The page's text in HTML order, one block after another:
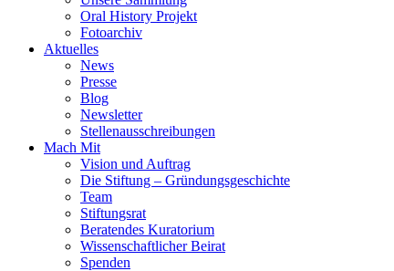
Oral History Projekt
Fotoarchiv
Aktuelles
News
Presse
Blog
Newsletter
Stellenausschreibungen
Mach Mit
Vision und Auftrag
Die Stiftung – Gründungsgeschichte
Team
Stiftungsrat
Beratendes Kuratorium
Wissenschaftlicher Beirat
Spenden